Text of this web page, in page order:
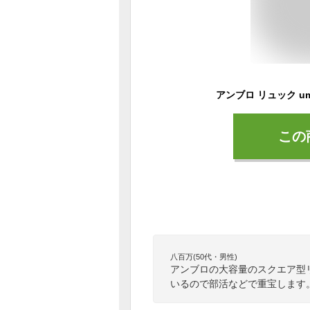
こ
八百万(50代・男性)
アンブロの大容量のスクエア
いるので部活などで重宝します